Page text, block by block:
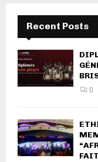
Recent Posts
0